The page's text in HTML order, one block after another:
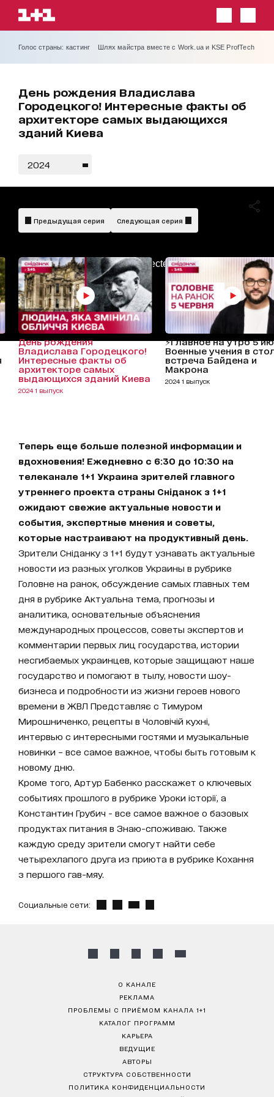
Голос страны: кастинг Шлях майстра вместе с Work.ua и KSE ProfTech
День рождения Владислава
Городецкого! Интересные факты об
архитекторе самых выдающихся
зданий Киева
2024
AdBlockDetected!
Предыдущая серия Следующая серия
День рождения
Владислава Городецкого!
Интересные факты об
архитекторе самых
выдающихся зданий Киева
2024 1 выпуск
⚡Главное на утро 5
Военные учения в
встреча Байдена и
Макрона
2024 1 выпуск
Теперь еще больше полезной информации и
вдохновения! Ежедневно с 6:30 до 10:30 на
телеканале 1+1 Украина зрителей главного
утреннего проекта страны Сніданок з 1+1
ожидают свежие актуальные новости и
события, экспертные мнения и советы,
которые настраивают на продуктивный день.
Зрители Сніданку з 1+1 будут узнавать актуальные
новости из разных уголков Украины в рубрике
Головне на ранок, обсуждение самых главных тем
дня в рубрике Актуальна тема, прогнозы и
аналитика, основательные объяснения
международных процессов, советы экспертов и
комментарии первых лиц государства, истории
несгибаемых украинцев, которые защищают наше
государство и помогают в тылу, новости шоу-
бизнеса и подробности из жизни героев нового
времени в ЖВЛ Представляє с Тимуром
Мирошниченко, рецепты в Чоловічій кухні,
интервью с интересными гостями и музыкальные
новинки – все самое важное, чтобы быть готовым к
новому дню.
Кроме того, Артур Бабенко расскажет о ключевых
событиях прошлого в рубрике Уроки історії, а
Константин Грубич - все самое важное о базовых
продуктах питания в Знаю-споживаю. Также
каждую среду зрители смогут найти себе
четырехлапого друга из приюта в рубрике Кохання
з першого гав-мяу.
Социальные сети:
О КАНАЛЕ
РЕКЛАМА
ПРОБЛЕМЫ С ПРИЁМОМ КАНАЛА 1+1
КАТАЛОГ ПРОГРАММ
КАРЬЕРА
ВЕДУЩИЕ
АВТОРЫ
СТРУКТУРА СОБСТВЕННОСТИ
ПОЛИТИКА КОНФИДЕНЦИАЛЬНОСТИ